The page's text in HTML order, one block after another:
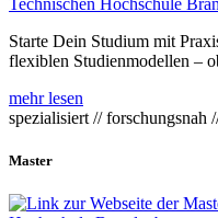
Starte Dein Studium mit
flexiblen Studienmodellen –
mehr lesen
spezialisiert // forschungsnah
Master